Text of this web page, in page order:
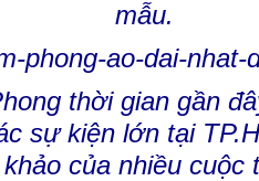
mẫu.
thời gian gần
sự kiện lớn tại
của nhiều cuộc